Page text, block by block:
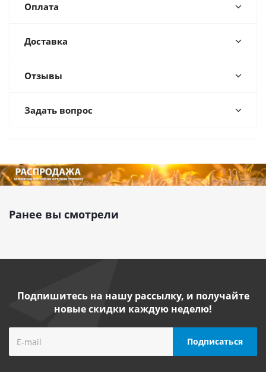
Оплата
Доставка
Отзывы
Задать вопрос
Ранее вы смотрели
Подпишитесь на нашу рассылку, и получайте
новые скидки каждую неделю!